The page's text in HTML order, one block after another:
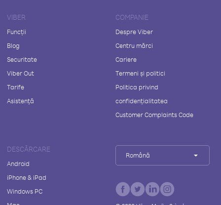
VIBER
Funcții
Blog
Securitate
Viber Out
Tarife
Asistență
COMPANIE
Despre Viber
Centru mărci
Cariere
Termeni și politici
Politica privind
confidențialitatea
Customer Complaints Code
DESCĂRCARE
Android
iPhone & iPad
Windows PC
Română